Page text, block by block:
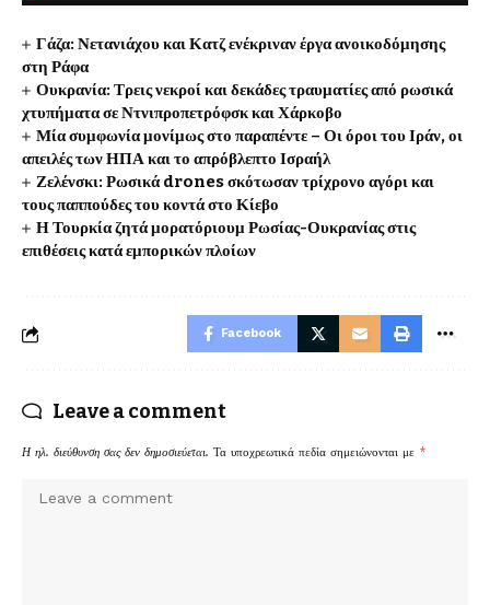
Γάζα: Νετανιάχου και Κατζ ενέκριναν έργα ανοικοδόμησης
στη Ράφα
Ουκρανία: Τρεις νεκροί και δεκάδες τραυματίες από ρωσικά
χτυπήματα σε Ντνιπροπετρόφσκ και Χάρκοβο
Μία συμφωνία μονίμως στο παραπέντε – Οι όροι του Ιράν, οι
απειλές των ΗΠΑ και το απρόβλεπτο Ισραήλ
Ζελένσκι: Ρωσικά drones σκότωσαν τρίχρονο αγόρι και
τους παππούδες του κοντά στο Κίεβο
Η Τουρκία ζητά μορατόριουμ Ρωσίας-Ουκρανίας στις
επιθέσεις κατά εμπορικών πλοίων
Facebook
Leave a comment
Η ηλ. διεύθυνση σας δεν δημοσιεύεται. Τα υποχρεωτικά πεδία σημειώνονται με *